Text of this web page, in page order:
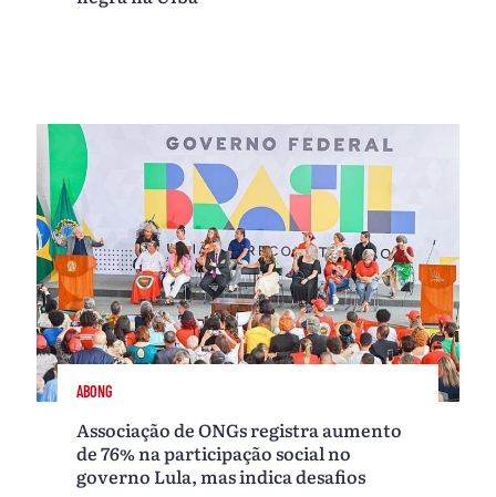
ABONG
Associação de ONGs registra aumento
de 76% na participação social no
governo Lula, mas indica desafios